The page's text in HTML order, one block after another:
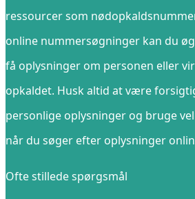
ressourcer som
online nummersøgninger kan du
få oplysninger om personen eller
opkaldet. Husk altid at være
personlige oplysninger og bruge
når du søger efter oplysninger
Ofte stillede spørgsmål